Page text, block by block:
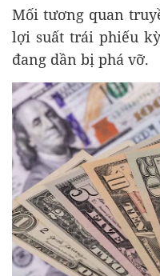
Mối tương quan
lợi suất trái phiếu
đang dần bị phá vỡ.